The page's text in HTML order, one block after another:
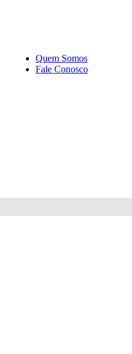
Quem Somos
Fale Conosco